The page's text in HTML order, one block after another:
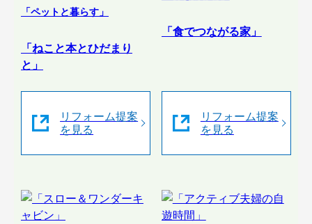
「ペットと暮らす」
「ねこと本とひだまり
と」
リフォーム提案
を見る
「食でつながる家」
リフォーム提案
を見る